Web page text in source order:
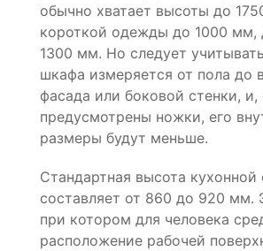
обычно хватает высоты до
короткой одежды до 1000
1300 мм. Но следует
шкафа измеряется от пола до
фасада или боковой стенки,
предусмотрены ножки, его
размеры будут меньше.
Стандартная высота
составляет от 860 до 920 мм.
при котором для человека
расположение рабочей